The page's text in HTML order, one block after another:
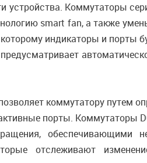
устройства. Коммутаторы
smart fan, а также
индикаторы и порты
коммутатору путем
порты. Коммутаторы
обеспечивающими
отслеживают